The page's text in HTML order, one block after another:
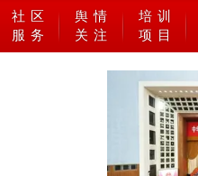
社区
服务
舆情
关注
培训
项目